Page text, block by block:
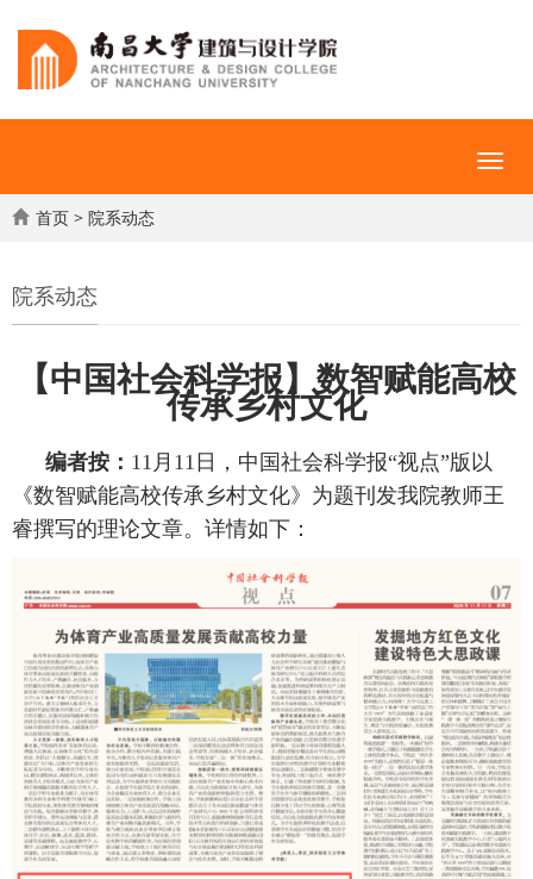
首页 > 院系动态
院系动态
【中国社会科学报】数智赋能高校
传承乡村文化
编者按： 11月11日，中国社会科学报“视点”版以
《数智赋能高校传承乡村文化》为题刊发我院教师王
睿撰写的理论文章。详情如下：